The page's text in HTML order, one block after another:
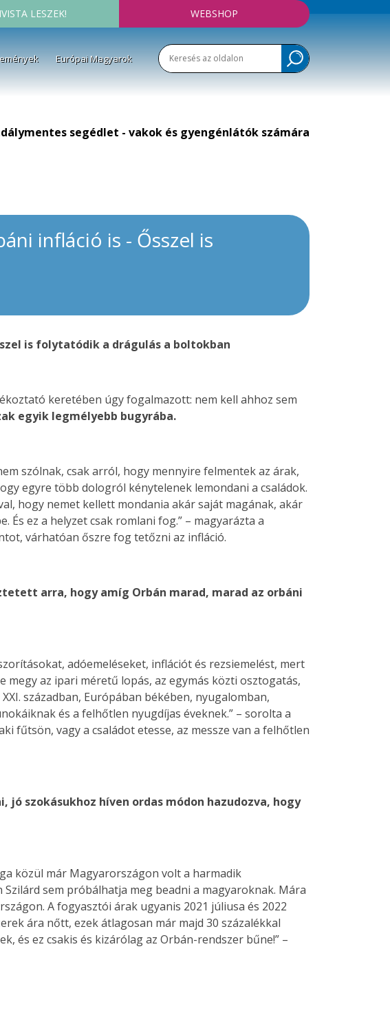
LESZEK! WEBSHOP
Európai Magyarok
segédlet - vakok és gyengénlátók számára
infláció is - Ősszel is
is folytatódik a drágulás a boltokban
keretében úgy fogalmazott: nem kell ahhoz sem
egyik legmélyebb bugyrába.
szólnak, csak arról, hogy mennyire felmentek az árak,
egyre több dologról kénytelenek lemondani a családok.
hogy nemet kellett mondania akár saját magának, akár
ez a helyzet csak romlani fog.” – magyarázta a
várhatóan őszre fog tetőzni az infláció.
arra, hogy amíg Orbán marad, marad az orbáni
adóemeléseket, inflációt és rezsiemelést, mert
az ipari méretű lopás, az egymás közti osztogatás,
században, Európában békében, nyugalomban,
és a felhőtlen nyugdíjas éveknek.” – sorolta a
fűtsön, vagy a családot etesse, az messze van a felhőtlen
szokásukhoz híven ordas módon hazudozva, hogy
közül már Magyarországon volt a harmadik
sem próbálhatja meg beadni a magyaroknak. Mára
A fogyasztói árak ugyanis 2021 júliusa és 2022
ára nőtt, ezek átlagosan már majd 30 százalékkal
és ez csakis és kizárólag az Orbán-rendszer bűne!” –